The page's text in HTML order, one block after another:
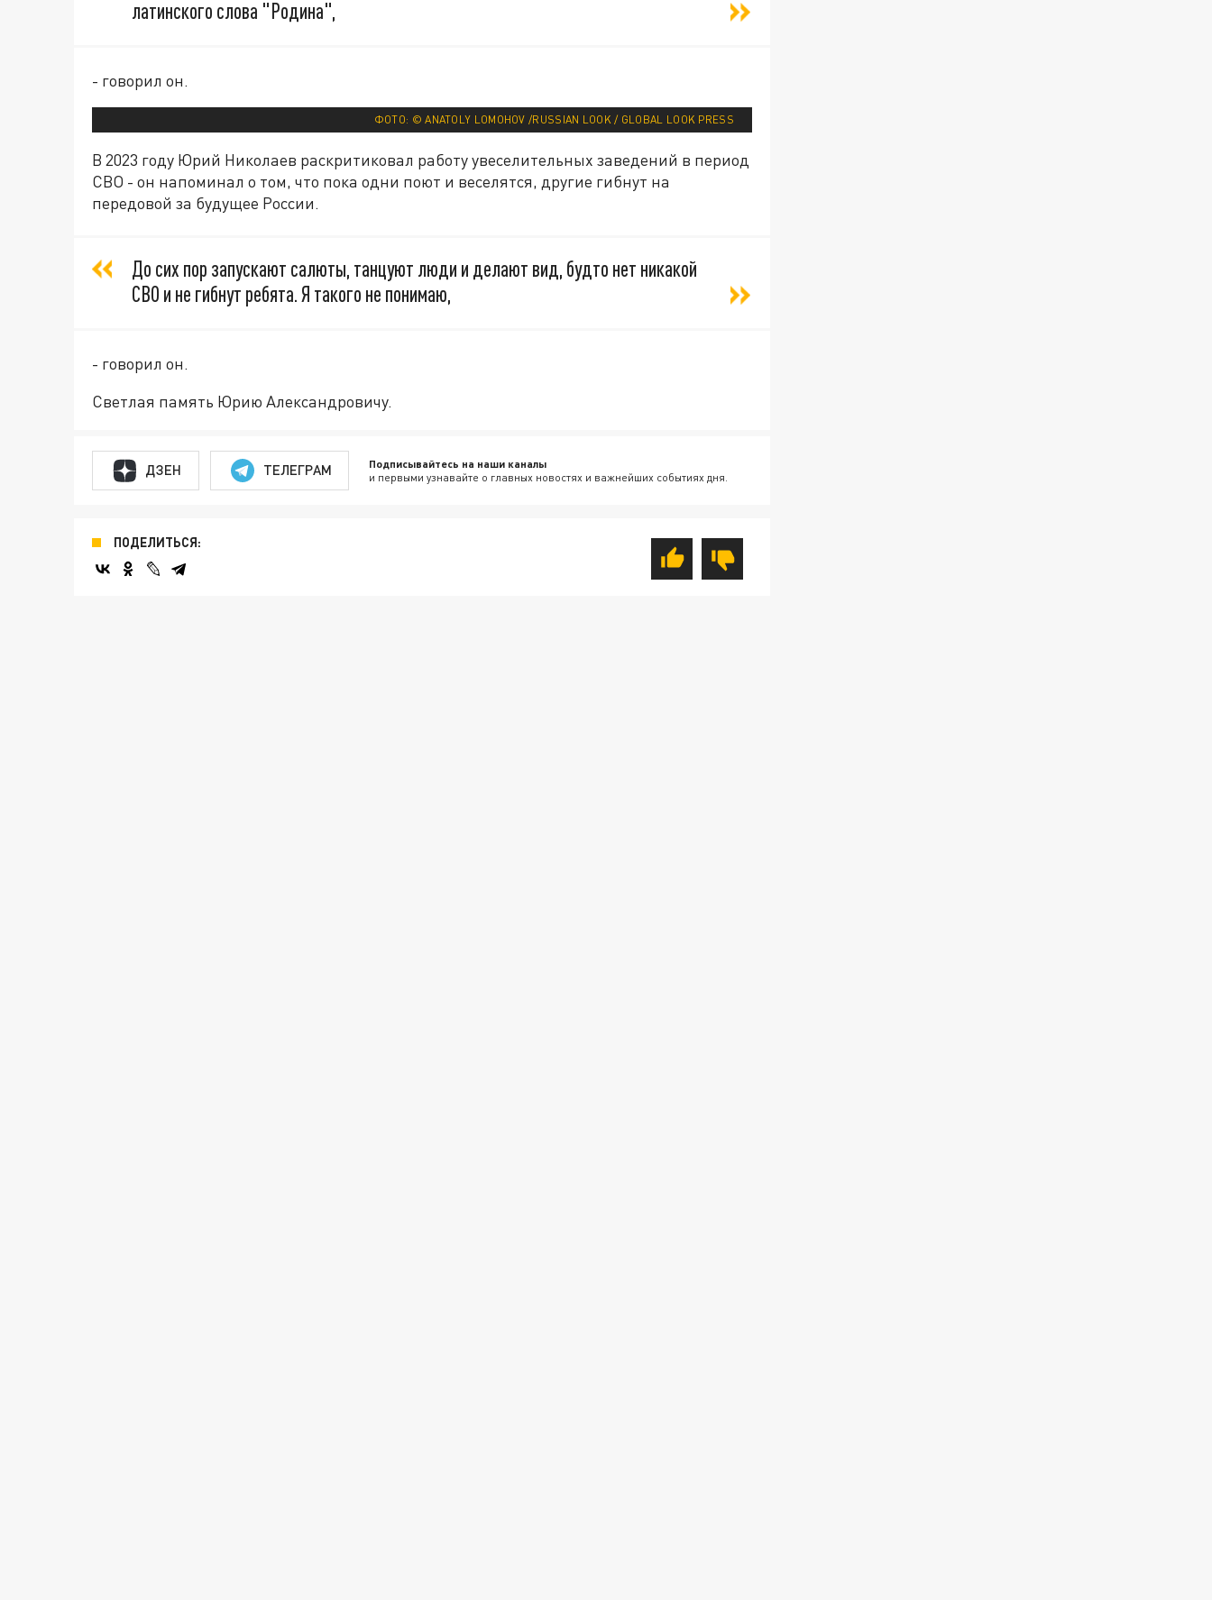
латинского слова "Родина",
- говорил он.
ФОТО: © ANATOLY LOMOHOV /RUSSIAN LOOK / GLOBAL LOOK PRESS
В 2023 году Юрий Николаев раскритиковал работу увеселительных заведений в период
СВО - он напоминал о том, что пока одни поют и веселятся, другие гибнут на
передовой за будущее России.
До сих пор запускают салюты, танцуют люди и делают вид, будто нет никакой
СВО и не гибнут ребята. Я такого не понимаю,
- говорил он.
Светлая память Юрию Александровичу.
ДЗЕН ТЕЛЕГРАМ Подписывайтесь на наши каналы
и первыми узнавайте о главных новостях и важнейших событиях дня.
ПОДЕЛИТЬСЯ: